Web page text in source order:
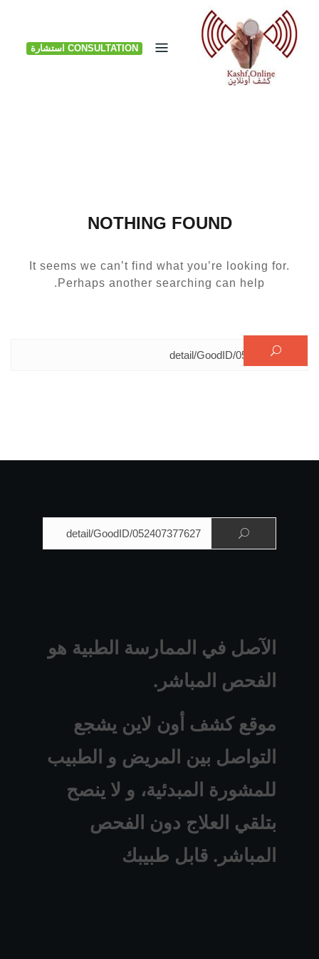
Skip
content
CONSULTATION استشارة
NOTHING FOUND
It seems we can’t find what you’re looking for.
Perhaps another searching can help.
البحث عن:
الآصل في الممارسة الطبية هو
الفحص المباشر.
موقع كشف أون لاين يشجع
التواصل بين المريض و الطبيب
للمشورة المبدئية، و لا ينصح
بتلقي العلاج دون الفحص
المباشر. قابل طبيبك